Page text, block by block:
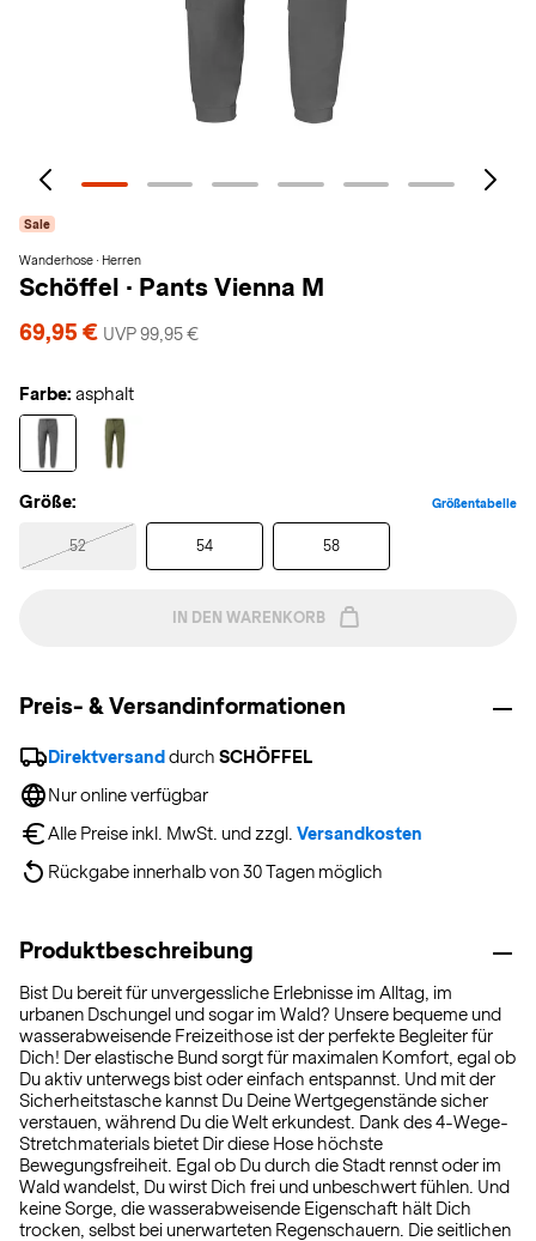
Sale
Wanderhose · Herren
Schöffel · Pants Vienna M
69,95 € UVP 99,95 €
Farbe: asphalt
Größe: Größentabelle
52 54 58
IN DEN WARENKORB
Preis- & Versandinformationen
Direktversand durch SCHÖFFEL
Nur online verfügbar
Alle Preise inkl. MwSt. und zzgl. Versandkosten
Rückgabe innerhalb von 30 Tagen möglich
Produktbeschreibung
Bist Du bereit für unvergessliche Erlebnisse im Alltag, im
urbanen Dschungel und sogar im Wald? Unsere bequeme und
wasserabweisende Freizeithose ist der perfekte Begleiter für
Dich! Der elastische Bund sorgt für maximalen Komfort, egal ob
Du aktiv unterwegs bist oder einfach entspannst. Und mit der
Sicherheitstasche kannst Du Deine Wertgegenstände sicher
verstauen, während Du die Welt erkundest. Dank des 4-Wege-
Stretchmaterials bietet Dir diese Hose höchste
Bewegungsfreiheit. Egal ob Du durch die Stadt rennst oder im
Wald wandelst, Du wirst Dich frei und unbeschwert fühlen. Und
keine Sorge, die wasserabweisende Eigenschaft hält Dich
trocken, selbst bei unerwarteten Regenschauern. Die seitlichen